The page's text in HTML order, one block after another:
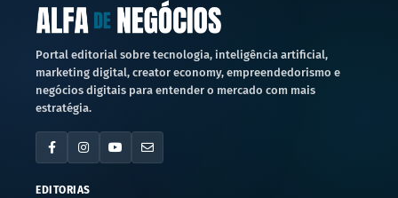
Portal editorial sobre tecnologia, inteligência artificial,
marketing digital, creator economy, empreendedorismo e
negócios digitais para entender o mercado com mais
estratégia.
EDITORIAS